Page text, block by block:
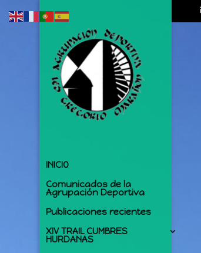
INICIO
Comunicados de la
Agrupación Deportiva
Publicaciones recientes
XIV TRAIL CUMBRES
HURDANAS